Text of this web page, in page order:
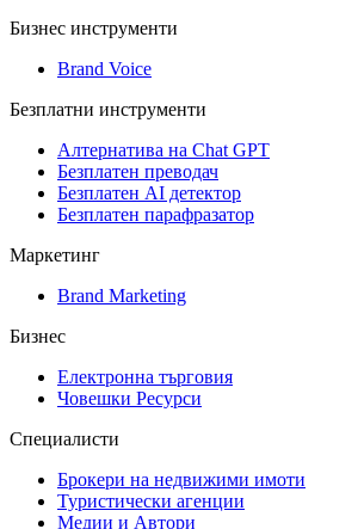
Бизнес инструменти
Brand Voice
Безплатни инструменти
Алтернатива на Chat GPT
Безплатен преводач
Безплатен AI детектор
Безплатен парафразатор
Маркетинг
Brand Marketing
Бизнес
Електронна търговия
Човешки Ресурси
Специалисти
Брокери на недвижими имоти
Туристически агенции
Медии и Автори